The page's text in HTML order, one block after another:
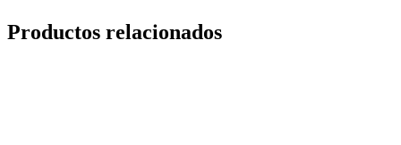
Productos relacionados